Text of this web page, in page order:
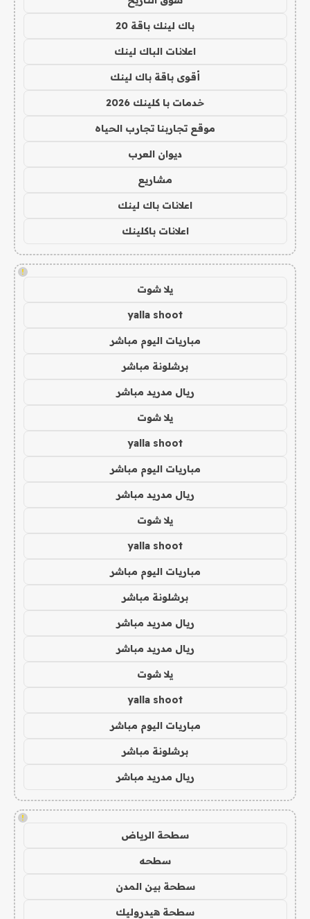
باك لينك باقة 20
اعلانات الباك لينك
أقوى باقة باك لينك
خدمات با كلينك 2026
موقع تجاربنا تجارب الحياه
ديوان العرب
مشاريع
اعلانات باك لينك
اعلانات باكلينك
!
يلا شوت
yalla shoot
مباريات اليوم مباشر
برشلونة مباشر
ريال مدريد مباشر
يلا شوت
yalla shoot
مباريات اليوم مباشر
ريال مدريد مباشر
يلا شوت
yalla shoot
مباريات اليوم مباشر
برشلونة مباشر
ريال مدريد مباشر
ريال مدريد مباشر
يلا شوت
yalla shoot
مباريات اليوم مباشر
برشلونة مباشر
ريال مدريد مباشر
!
سطحة الرياض
سطحه
سطحة بين المدن
سطحة هيدروليك